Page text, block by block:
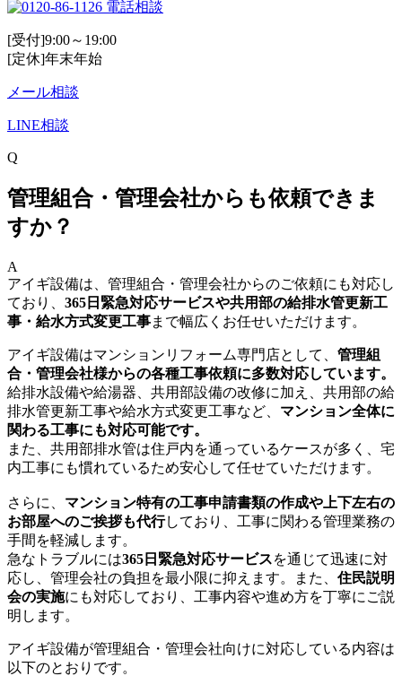
電話相談
[受付]9:00～19:00
[定休]年末年始
メール相談
LINE相談
Q
管理組合・管理会社からも依頼できま
すか？
A
アイギ設備は、管理組合・管理会社からのご依頼にも対応し
ており、 365日緊急対応サービスや共用部の給排水管更新工
事・給水方式変更工事まで幅広くお任せいただけます。
アイギ設備はマンションリフォーム専門店として、 管理組
合・管理会社様からの各種工事依頼に多数対応しています。
給排水設備や給湯器、共用部設備の改修に加え、共用部の給
排水管更新工事や給水方式変更工事など、 マンション全体に
関わる工事にも対応可能です。
また、共用部排水管は住戸内を通っているケースが多く、宅
内工事にも慣れているため安心して任せていただけます。
さらに、 マンション特有の工事申請書類の作成や上下左右の
お部屋へのご挨拶も代行しており、工事に関わる管理業務の
手間を軽減します。
急なトラブルには365日緊急対応サービスを通じて迅速に対
応し、管理会社の負担を最小限に抑えます。また、 住民説明
会の実施にも対応しており、工事内容や進め方を丁寧にご説
明します。
アイギ設備が管理組合・管理会社向けに対応している内容は
以下のとおりです。